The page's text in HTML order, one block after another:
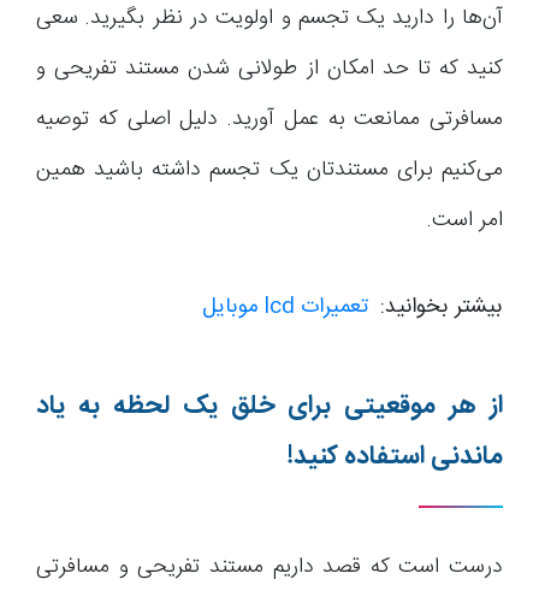
آن‌ها را دارید یک تجسم و اولویت در نظر بگیرید. سعی
کنید که تا حد امکان از طولانی شدن مستند تفریحی و
مسافرتی ممانعت به عمل آورید. دلیل اصلی که توصیه
می‌کنیم برای مستندتان یک تجسم داشته باشید همین
امر است.
بیشتر بخوانید: تعمیرات lcd موبایل
از هر موقعیتی برای خلق یک لحظه به یاد
ماندنی استفاده کنید!
درست است که قصد داریم مستند تفریحی و مسافرتی